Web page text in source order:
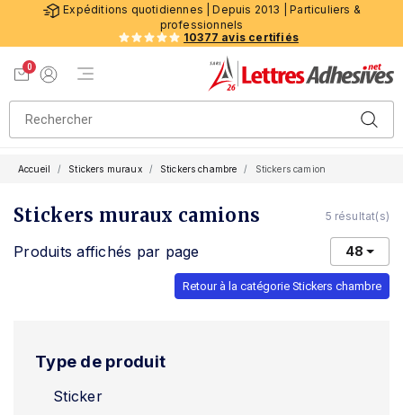
Expéditions quotidiennes | Depuis 2013 | Particuliers &
professionnels
10377 avis certifiés
0
Menu de navigation
Accueil Stickers muraux Stickers chambre Stickers camion
Stickers muraux camions 5 résultat(s)
Produits affichés par page 48
Retour à la catégorie Stickers chambre
Type de produit
Sticker